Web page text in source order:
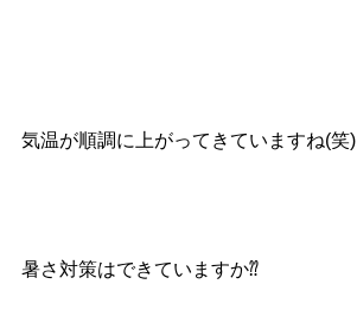
気温が順調に上がってきていますね(笑)
暑さ対策はできていますか⁇